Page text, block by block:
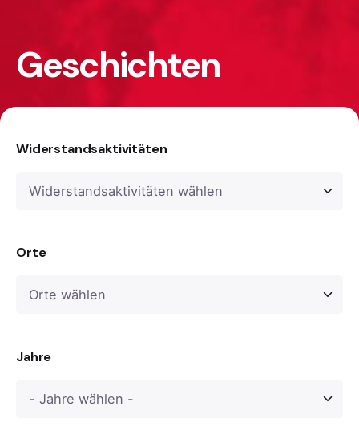
Geschichten
Widerstandsaktivitäten
Orte
Jahre